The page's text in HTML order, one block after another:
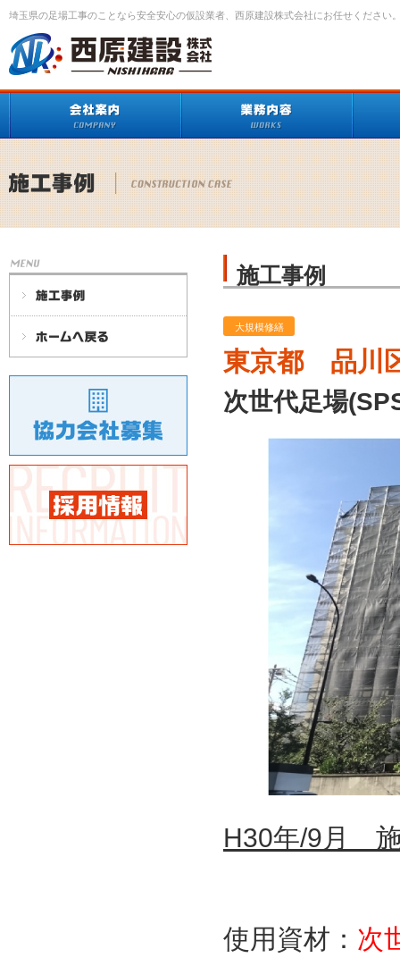
埼玉県の足場工事のことなら安全安心の仮設業者、西原建設株式会社にお任せください
施工事例
大規模修繕
東京都 品川
次世代足場
H30年/9月
使用資材： 次